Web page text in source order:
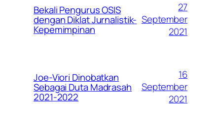
Bekali Pengurus OSIS
dengan Diklat Jurnalistik-
Kepemimpinan
27
September
2021
Joe-Viori Dinobatkan
Sebagai Duta Madrasah
2021-2022
16
September
2021